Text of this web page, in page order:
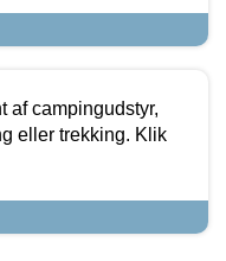
af campingudstyr,
eller trekking. Klik